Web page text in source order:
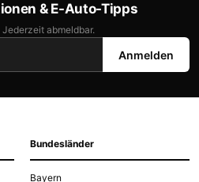
& E-Auto-Tipps
Jederzeit abmeldbar.
Anmelden
Bundesländer
Bayern